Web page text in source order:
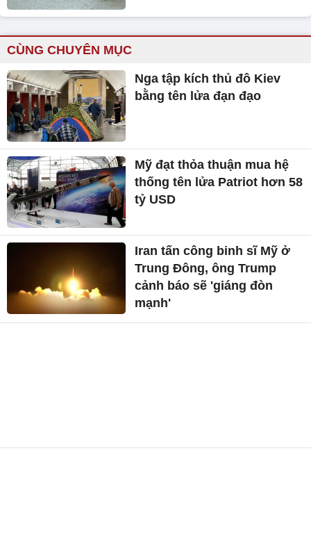
CÙNG CHUYÊN MỤC
Nga tập kích thủ đô Kiev
bằng tên lửa đạn đạo
Mỹ đạt thỏa thuận mua hệ
thống tên lửa Patriot hơn 58
tỷ USD
Iran tấn công binh sĩ Mỹ ở
Trung Đông, ông Trump
cảnh báo sẽ 'giáng đòn
mạnh'